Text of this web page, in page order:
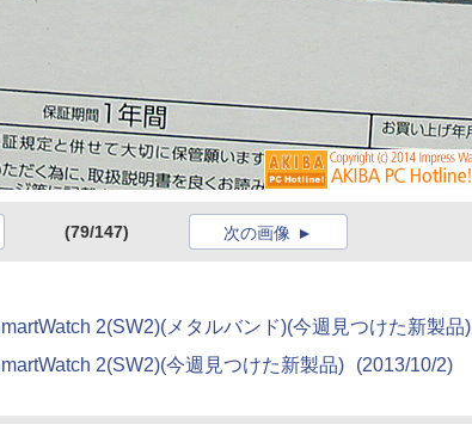
(79/147) 次の画像
2(SW2)(メタルバンド)(今週見つけた新製品)
2(SW2)(今週見つけた新製品)
(2013/10/2)